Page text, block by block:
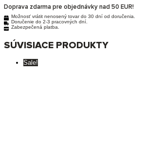
Doprava zdarma pre objednávky nad 50 EUR!
Možnosť vrátit nenosený tovar do 30 dní od doručenia.
Doručenie do 2-3 pracovných dní.
Zabezpečená platba.
SÚVISIACE PRODUKTY
Sale!